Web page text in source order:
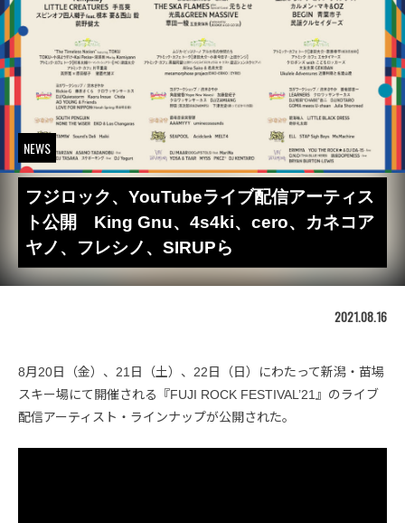
NEWS
フジロック、YouTubeライブ配信アーティス
ト公開 King Gnu、4s4ki、cero、カネコア
ヤノ、フレシノ、SIRUPら
2021.08.16
8月20日（金）、21日（土）、22日（日）にわたって新潟・苗場
スキー場にて開催される『FUJI ROCK FESTIVAL’21』のライブ
配信アーティスト・ラインナップが公開された。